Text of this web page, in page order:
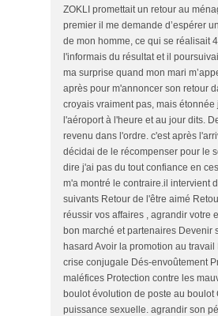
ZOKLI promettait un retour au
premier il me demande d’espérer
de mon homme, ce qui se réalisait
l'informais du résultat et il
ma surprise quand mon mari
après pour m'annoncer son retour
croyais vraiment pas, mais étonnée
l'aéroport à l'heure et au jour dits.
revenu dans l'ordre. c'est après
décidai de le récompenser pour le
dire j'ai pas du tout confiance en
m'a montré le contraire.il intervient
suivants Retour de l'être aimé
réussir vos affaires , agrandir votre
bon marché et partenaires Devenir
hasard Avoir la promotion au travail
crise conjugale Dés-envoûtement
maléfices Protection contre les
boulot évolution de poste au boulot
puissance sexuelle. agrandir son